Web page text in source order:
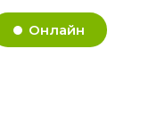
Онлайн